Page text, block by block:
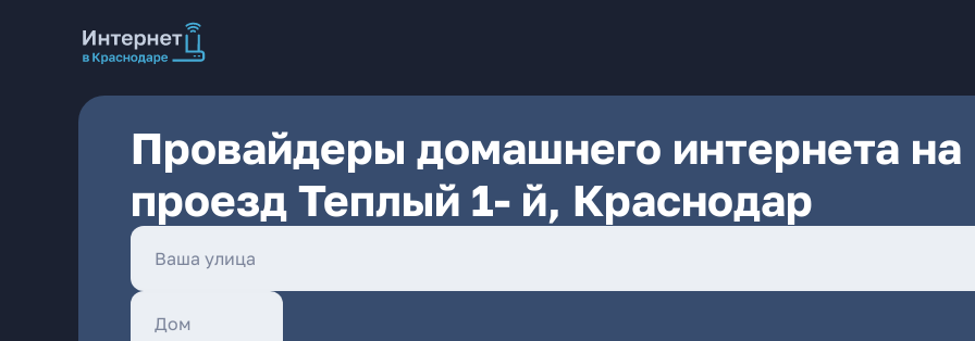
Провайдеры домашнего интернета на
проезд Теплый 1- й, Краснодар